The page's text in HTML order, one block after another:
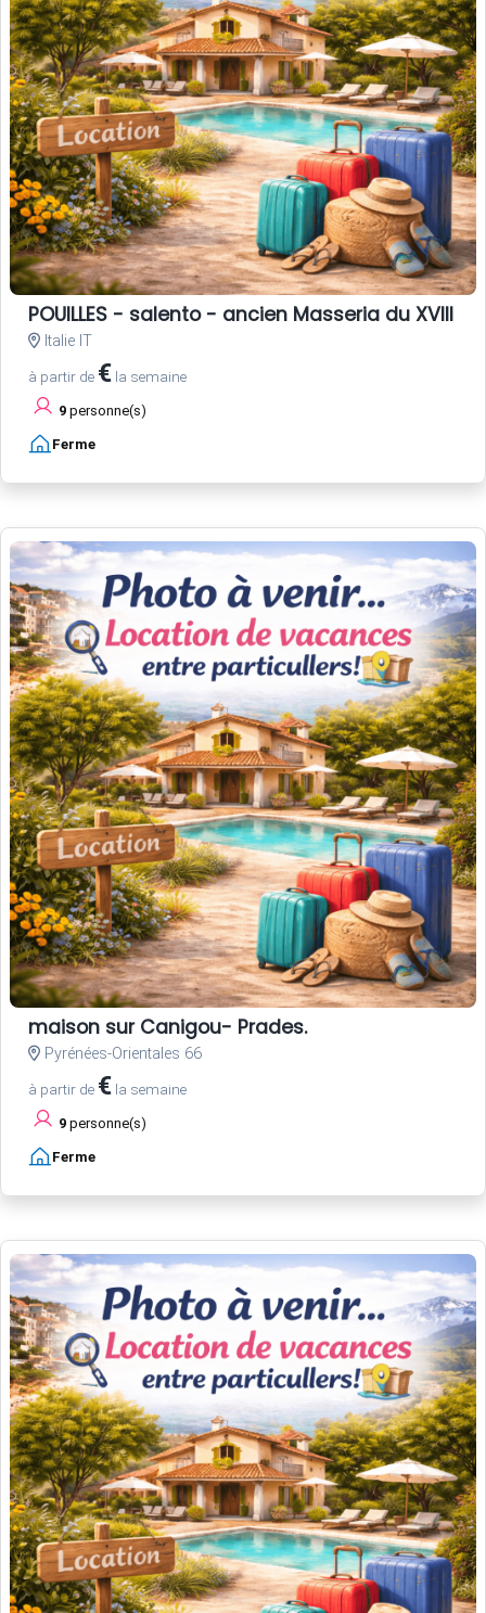
POUILLES - salento - ancien Masseria du XVIII
Italie IT
à partir de € la semaine
9 personne(s)
Ferme
maison sur Canigou- Prades.
Pyrénées-Orientales 66
à partir de € la semaine
9 personne(s)
Ferme